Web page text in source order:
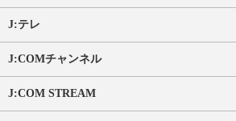
J:テレ
J:COMチャンネル
J:COM STREAM